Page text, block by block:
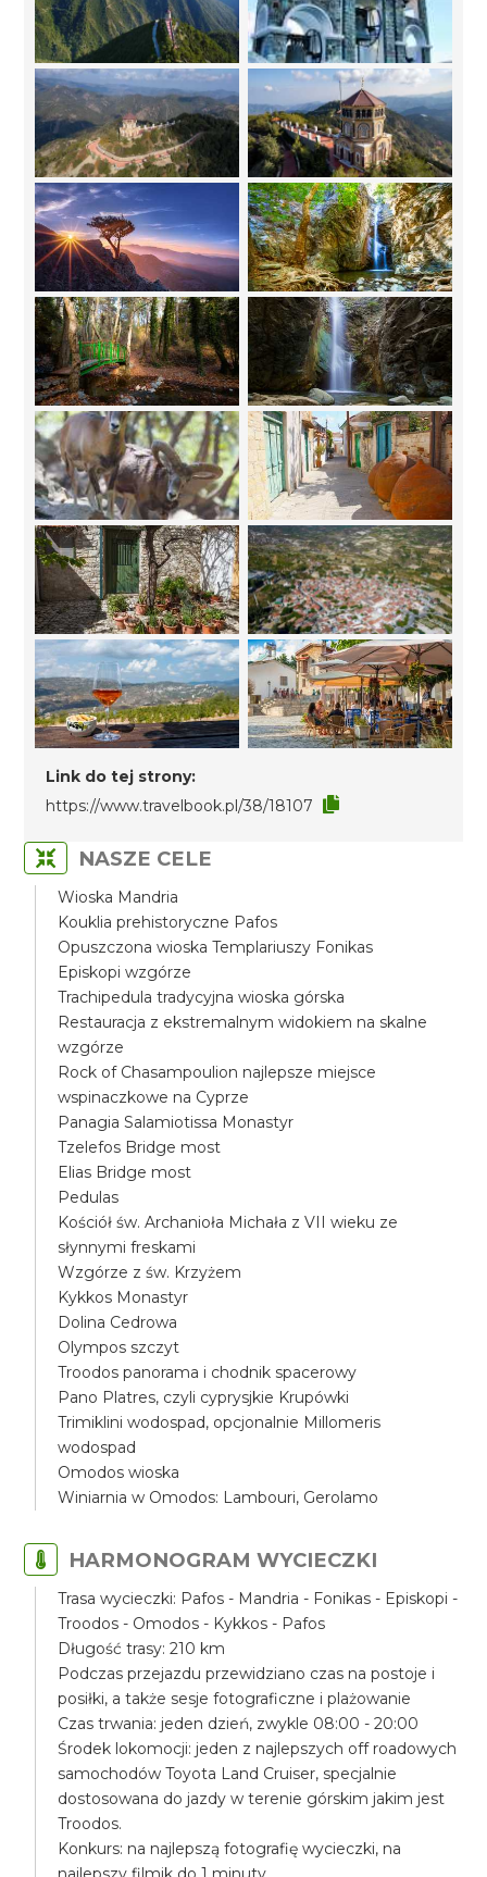
Link do tej strony:
https://www.travelbook.pl/38/18107
NASZE CELE
Wioska Mandria
Kouklia prehistoryczne Pafos
Opuszczona wioska Templariuszy Fonikas
Episkopi wzgórze
Trachipedula tradycyjna wioska górska
Restauracja z ekstremalnym widokiem na skalne
wzgórze
Rock of Chasampoulion najlepsze miejsce
wspinaczkowe na Cyprze
Panagia Salamiotissa Monastyr
Tzelefos Bridge most
Elias Bridge most
Pedulas
Kościół św. Archanioła Michała z VII wieku ze
słynnymi freskami
Wzgórze z św. Krzyżem
Kykkos Monastyr
Dolina Cedrowa
Olympos szczyt
Troodos panorama i chodnik spacerowy
Pano Platres, czyli cyprysjkie Krupówki
Trimiklini wodospad, opcjonalnie Millomeris
wodospad
Omodos wioska
Winiarnia w Omodos: Lambouri, Gerolamo
HARMONOGRAM WYCIECZKI
Trasa wycieczki: Pafos - Mandria - Fonikas - Episkopi -
Troodos - Omodos - Kykkos - Pafos
Długość trasy: 210 km
Podczas przejazdu przewidziano czas na postoje i
posiłki, a także sesje fotograficzne i plażowanie
Czas trwania: jeden dzień, zwykle 08:00 - 20:00
Środek lokomocji: jeden z najlepszych off roadowych
samochodów Toyota Land Cruiser, specjalnie
dostosowana do jazdy w terenie górskim jakim jest
Troodos.
Konkurs: na najlepszą fotografię wycieczki, na